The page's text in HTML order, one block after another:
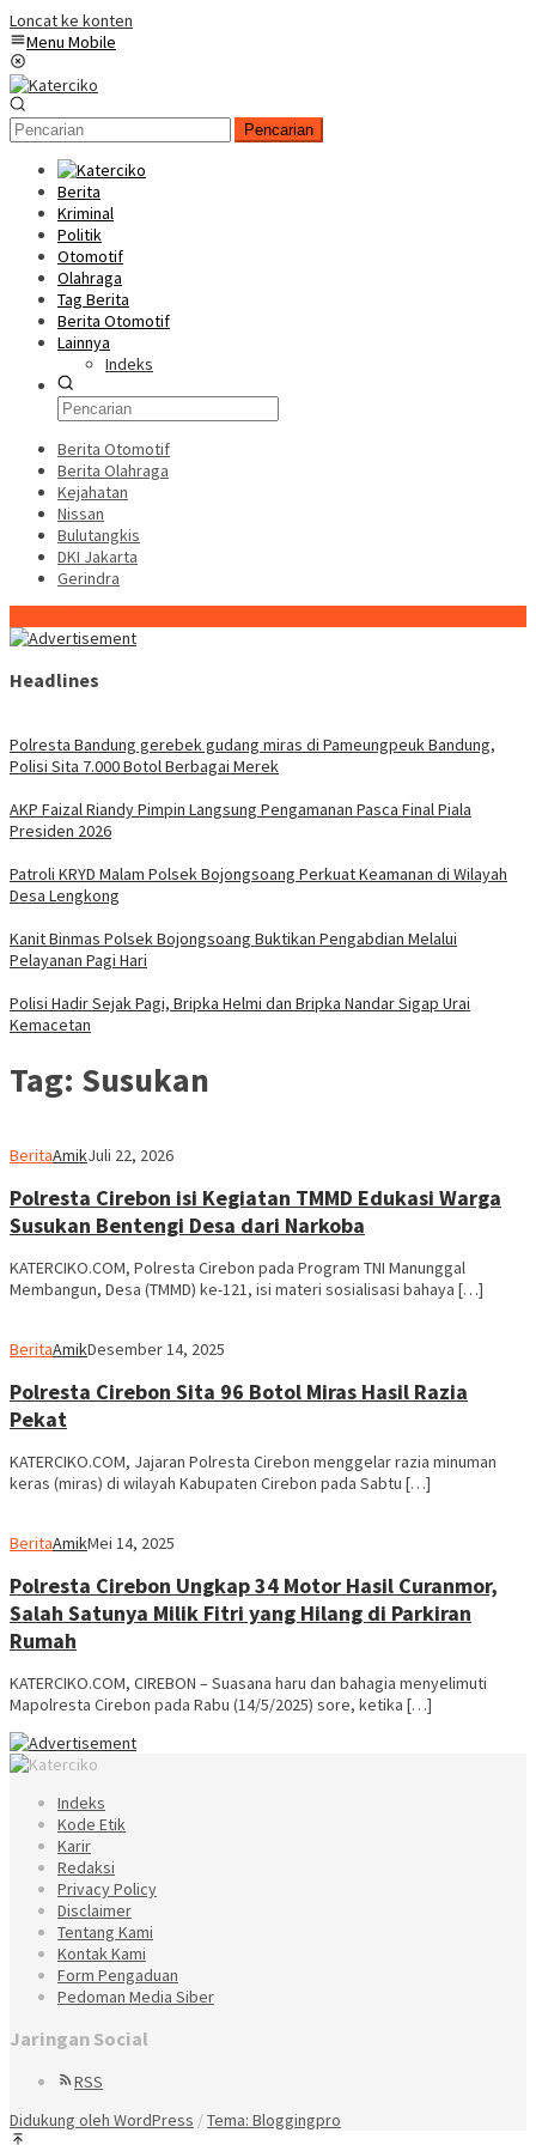
Loncat ke konten
Menu Mobile
Pencarian
Berita
Kriminal
Politik
Otomotif
Olahraga
Tag Berita
Berita Otomotif
Lainnya
Indeks
Berita Otomotif
Berita Olahraga
Kejahatan
Nissan
Bulutangkis
DKI Jakarta
Gerindra
Headlines
Polresta Bandung gerebek gudang miras di Pameungpeuk Bandung,
Polisi Sita 7.000 Botol Berbagai Merek
AKP Faizal Riandy Pimpin Langsung Pengamanan Pasca Final Piala
Presiden 2026
Patroli KRYD Malam Polsek Bojongsoang Perkuat Keamanan di Wilayah
Desa Lengkong
Kanit Binmas Polsek Bojongsoang Buktikan Pengabdian Melalui
Pelayanan Pagi Hari
Polisi Hadir Sejak Pagi, Bripka Helmi dan Bripka Nandar Sigap Urai
Kemacetan
Tag: Susukan
BeritaAmikJuli 22, 2026
Polresta Cirebon isi Kegiatan TMMD Edukasi Warga
Susukan Bentengi Desa dari Narkoba
KATERCIKO.COM, Polresta Cirebon pada Program TNI Manunggal
Membangun, Desa (TMMD) ke-121, isi materi sosialisasi bahaya […]
BeritaAmikDesember 14, 2025
Polresta Cirebon Sita 96 Botol Miras Hasil Razia
Pekat
KATERCIKO.COM, Jajaran Polresta Cirebon menggelar razia minuman
keras (miras) di wilayah Kabupaten Cirebon pada Sabtu […]
BeritaAmikMei 14, 2025
Polresta Cirebon Ungkap 34 Motor Hasil Curanmor,
Salah Satunya Milik Fitri yang Hilang di Parkiran
Rumah
KATERCIKO.COM, CIREBON – Suasana haru dan bahagia menyelimuti
Mapolresta Cirebon pada Rabu (14/5/2025) sore, ketika […]
Indeks
Kode Etik
Karir
Redaksi
Privacy Policy
Disclaimer
Tentang Kami
Kontak Kami
Form Pengaduan
Pedoman Media Siber
Jaringan Social
RSS
Didukung oleh WordPress /Tema: Bloggingpro